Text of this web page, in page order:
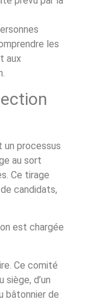
les
aux
un processus
au sort
Ce tirage
candidats,
est chargée
Ce comité
d’un
bâtonnier de